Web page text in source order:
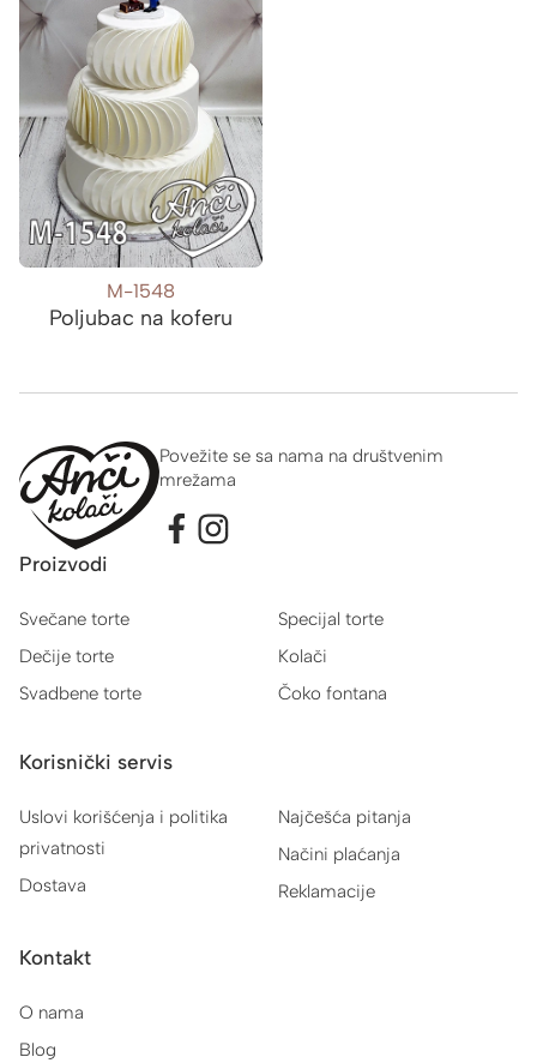
M-1548
Poljubac na koferu
Povežite se sa nama na društvenim
mrežama
Proizvodi
Svečane torte
Dečije torte
Svadbene torte
Specijal torte
Kolači
Čoko fontana
Korisnički servis
Uslovi korišćenja i politika
privatnosti
Dostava
Najčešća pitanja
Načini plaćanja
Reklamacije
Kontakt
O nama
Blog